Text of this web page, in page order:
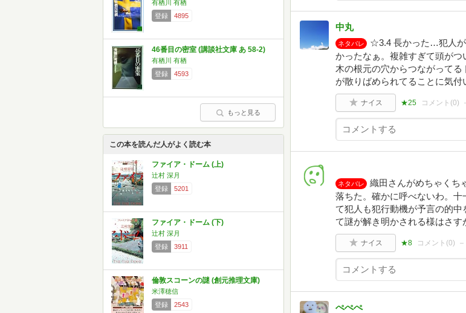
有栖川 有栖
登録
4895
46番目の密室 (講談社文庫 あ 58-2)
有栖川 有栖
登録
4593
もっと見る
この本を読んだ人がよく読む本
ファイア・ドーム (上)
辻村 深月
登録
5201
ファイア・ドーム (下)
辻村 深月
登録
3911
倫敦スコーンの謎 (創元推理文庫)
米澤穂信
登録
2543
中丸
ネタバレ
☆3.4 長かった…犯人が
かったなぁ。複雑すぎて頭がつ
木の根元の穴からつながって
が散りばめられてることに気付
ナイス ★25 コメント(0)
ネタバレ
織田さんがめちゃくち
落ちた。確かに呼べないわ。
て犯人も犯行動機が予言の的
て謎が解き明かされる様はさす
ナイス ★8 コメント(0)
ぺぺぺ